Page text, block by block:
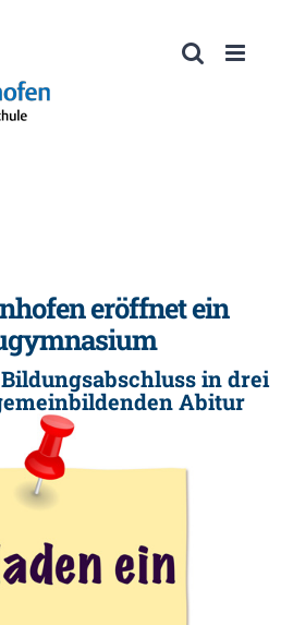
eröffnet ein
in drei
Abitur